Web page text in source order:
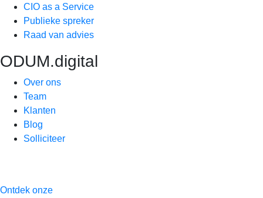
CIO as a Service
Publieke spreker
Raad van advies
ODUM.digital
Over ons
Team
Klanten
Blog
Solliciteer
Ontdek onze